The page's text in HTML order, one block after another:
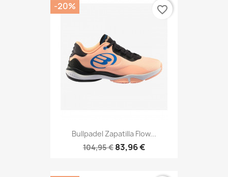
Bullpadel Zapatilla Flow...
104,95 € 83,96 €
-20% favorite_border